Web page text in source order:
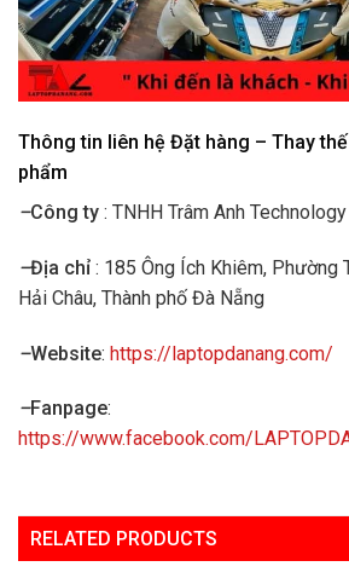
Thông tin liên hệ Đặt hàng – Thay
phẩm
–Công ty : TNHH Trâm Anh Technology
–Địa chỉ : 185 Ông Ích Khiêm, Phường
Hải Châu, Thành phố Đà Nẵng
–Website: https://laptopdanang.com/
–Fanpage:
https://www.facebook.com/
RELATED PRODUCTS